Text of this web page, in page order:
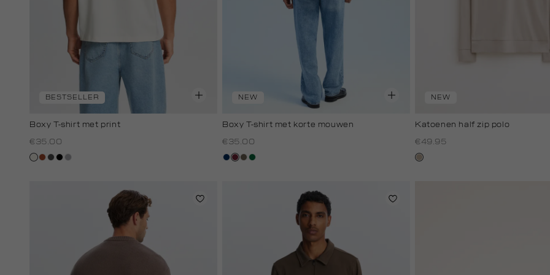
BESTSELLER
Boxy T-shirt met print
€35.00
creme,
bruin
donkergrijs
zwart
grijs,
NEW
Boxy T-shirt met korte mouwen
€35.00
donkerblauw
bordeaux
lichtbruin
donkergroen
NEW
Katoenen half zip polo
€49.95
kit,